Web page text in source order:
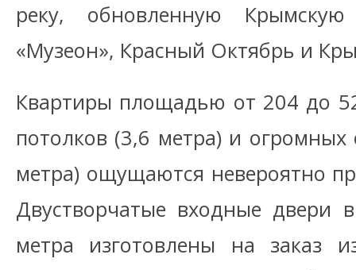
реку, обновленную
«Музеон», Красный Октябрь и
Квартиры площадью от 204 до
потолков (3,6 метра) и
метра) ощущаются невероятно
Двустворчатые входные двери
метра изготовлены на заказ